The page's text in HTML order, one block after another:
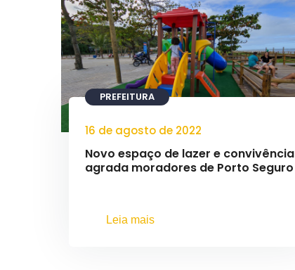
PREFEITURA
16 de agosto de 2022
Novo espaço de lazer e convivência
agrada moradores de Porto Seguro
Leia mais